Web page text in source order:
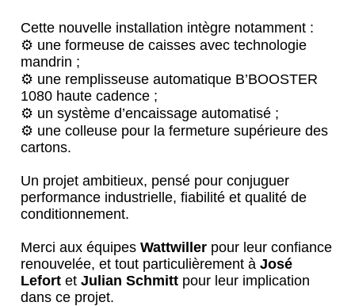
Cette nouvelle installation intègre notamment :
⚙️ une formeuse de caisses avec technologie
mandrin ;
⚙️ une remplisseuse automatique B’BOOSTER
1080 haute cadence ;
⚙️ un système d’encaissage automatisé ;
⚙️ une colleuse pour la fermeture supérieure des
cartons.
Un projet ambitieux, pensé pour conjuguer
performance industrielle, fiabilité et qualité de
conditionnement.
Merci aux équipes Wattwiller pour leur confiance
renouvelée, et tout particulièrement à José
Lefort et Julian Schmitt pour leur implication
dans ce projet.